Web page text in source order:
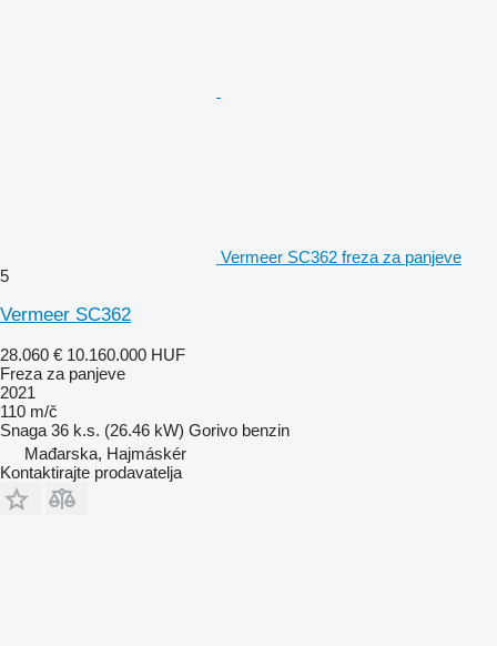
Vermeer SC362 freza za panjeve
5
Vermeer SC362
28.060 € 10.160.000 HUF
Freza za panjeve
2021
110 m/č
Snaga 36 k.s. (26.46 kW) Gorivo benzin
Mađarska, Hajmáskér
Kontaktirajte prodavatelja